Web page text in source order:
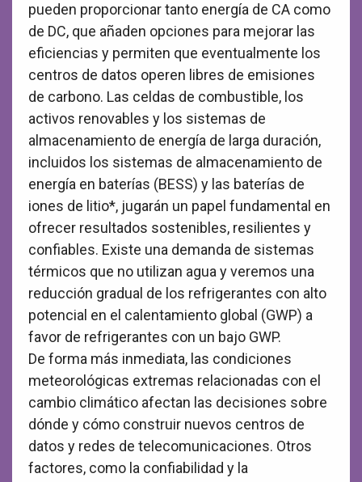
pueden proporcionar tanto energía de CA como
de DC, que añaden opciones para mejorar las
eficiencias y permiten que eventualmente los
centros de datos operen libres de emisiones
de carbono. Las celdas de combustible, los
activos renovables y los sistemas de
almacenamiento de energía de larga duración,
incluidos los sistemas de almacenamiento de
energía en baterías (BESS) y las baterías de
iones de litio*, jugarán un papel fundamental en
ofrecer resultados sostenibles, resilientes y
confiables. Existe una demanda de sistemas
térmicos que no utilizan agua y veremos una
reducción gradual de los refrigerantes con alto
potencial en el calentamiento global (GWP) a
favor de refrigerantes con un bajo GWP.
De forma más inmediata, las condiciones
meteorológicas extremas relacionadas con el
cambio climático afectan las decisiones sobre
dónde y cómo construir nuevos centros de
datos y redes de telecomunicaciones. Otros
factores, como la confiabilidad y la